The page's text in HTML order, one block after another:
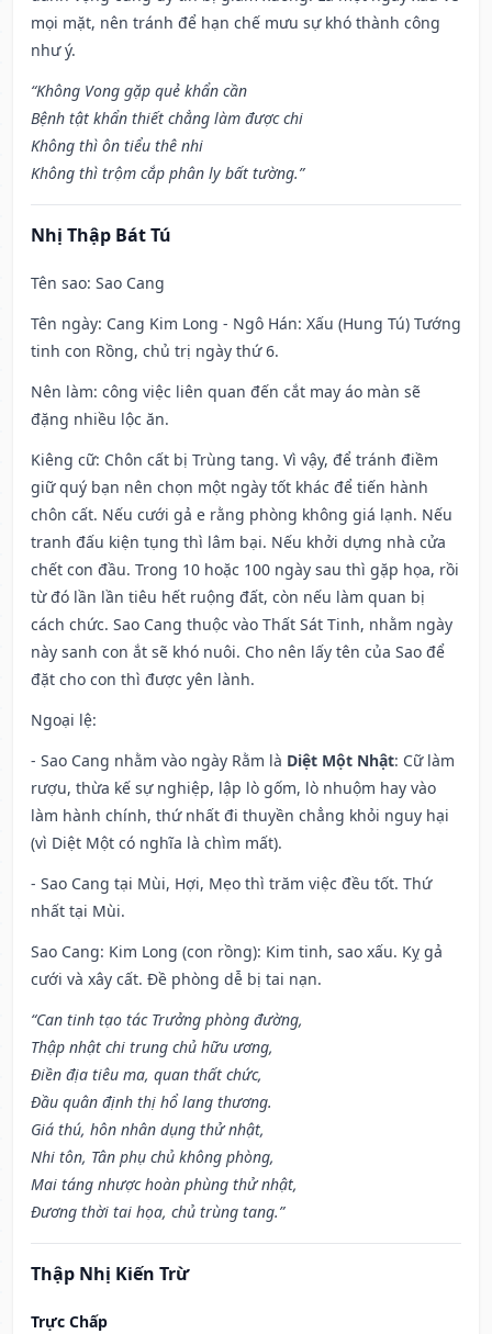
mọi mặt, nên tránh để hạn chế mưu sự khó thành công
như ý.
“Không Vong gặp quẻ khẩn cần
Bệnh tật khẩn thiết chẳng làm được chi
Không thì ôn tiểu thê nhi
Không thì trộm cắp phân ly bất tường.”
Nhị Thập Bát Tú
Tên sao: Sao Cang
Tên ngày: Cang Kim Long - Ngô Hán: Xấu (Hung Tú) Tướng
tinh con Rồng, chủ trị ngày thứ 6.
Nên làm: công việc liên quan đến cắt may áo màn sẽ
đặng nhiều lộc ăn.
Kiêng cữ: Chôn cất bị Trùng tang. Vì vậy, để tránh điềm
giữ quý bạn nên chọn một ngày tốt khác để tiến hành
chôn cất. Nếu cưới gả e rằng phòng không giá lạnh. Nếu
tranh đấu kiện tụng thì lâm bại. Nếu khởi dựng nhà cửa
chết con đầu. Trong 10 hoặc 100 ngày sau thì gặp họa, rồi
từ đó lần lần tiêu hết ruộng đất, còn nếu làm quan bị
cách chức. Sao Cang thuộc vào Thất Sát Tinh, nhằm ngày
này sanh con ắt sẽ khó nuôi. Cho nên lấy tên của Sao để
đặt cho con thì được yên lành.
Ngoại lệ:
- Sao Cang nhằm vào ngày Rằm là Diệt Một Nhật: Cữ làm
rượu, thừa kế sự nghiệp, lập lò gốm, lò nhuộm hay vào
làm hành chính, thứ nhất đi thuyền chẳng khỏi nguy hại
(vì Diệt Một có nghĩa là chìm mất).
- Sao Cang tại Mùi, Hợi, Mẹo thì trăm việc đều tốt. Thứ
nhất tại Mùi.
Sao Cang: Kim Long (con rồng): Kim tinh, sao xấu. Kỵ gả
cưới và xây cất. Đề phòng dễ bị tai nạn.
“Can tinh tạo tác Trưởng phòng đường,
Thập nhật chi trung chủ hữu ương,
Điền địa tiêu ma, quan thất chức,
Đầu quân định thị hổ lang thương.
Giá thú, hôn nhân dụng thử nhật,
Nhi tôn, Tân phụ chủ không phòng,
Mai táng nhược hoàn phùng thử nhật,
Đương thời tai họa, chủ trùng tang.”
Thập Nhị Kiến Trừ
Trực Chấp